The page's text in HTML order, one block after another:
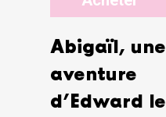
Abigaïl, une
aventure
d’Edward le